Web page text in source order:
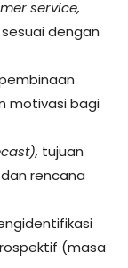
service,
dengan
motivasi bagi
tujuan
dan rencana
(masa